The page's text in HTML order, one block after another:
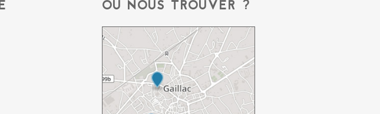
OÙ NOUS TROUVER ?